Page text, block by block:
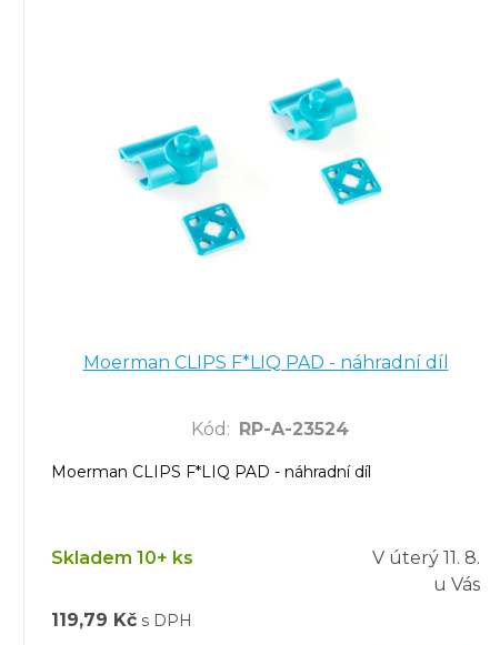
Moerman CLIPS F*LIQ PAD - náhradní díl
Kód : RP-A-23524
Moerman CLIPS F*LIQ PAD - náhradní díl
Skladem 10+ ks V úterý 11. 8.
u Vás
119,79 Kč s DPH